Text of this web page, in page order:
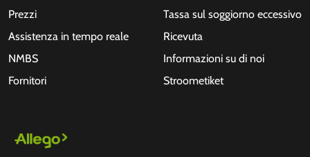
Prezzi
Assistenza in tempo reale
NMBS
Fornitori
Tassa sul soggiorno eccessivo
Ricevuta
Informazioni su di noi
Stroometiket